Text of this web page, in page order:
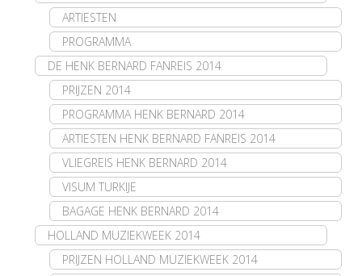
ARTIESTEN
PROGRAMMA
DE HENK BERNARD FANREIS 2014
PRIJZEN 2014
PROGRAMMA HENK BERNARD 2014
ARTIESTEN HENK BERNARD FANREIS 2014
VLIEGREIS HENK BERNARD 2014
VISUM TURKIJE
BAGAGE HENK BERNARD 2014
HOLLAND MUZIEKWEEK 2014
PRIJZEN HOLLAND MUZIEKWEEK 2014